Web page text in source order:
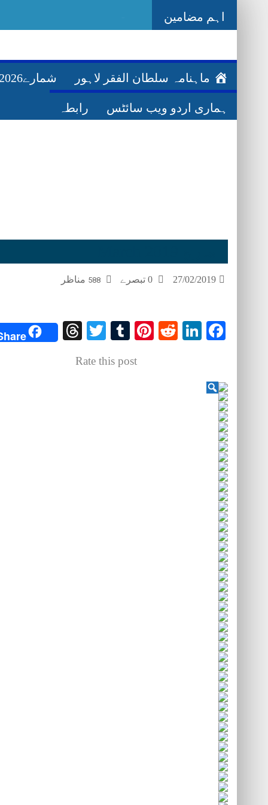
اہم مضامین
ماہنامہ سلطان الفقر لاہور شمارے2026ء
ہماری اردو ویب سائٹس رابطہ
27/02/2019
588 مناظر
Facebook
LinkedIn
Reddit
Pinterest
Tumblr
Twitter
Threads
Rate this post